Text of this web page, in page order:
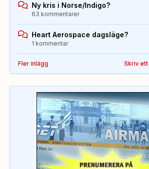
Ny kris i Norse/Indigo?
63 kommentarer
Heart Aerospace dagsläge?
1 kommentar
Fler inlägg Skriv